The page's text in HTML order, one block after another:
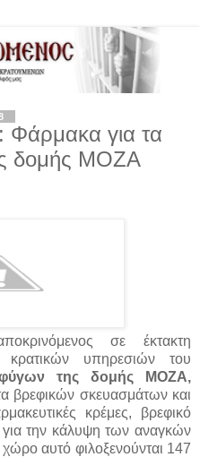
για τα
δομής ΜΟΖΑ
σε έκτακτη
υπηρεσιών του
της δομής ΜΟΖΑ,
βρεφικών σκευασμάτων και
κρέμες, βρεφικό
την κάλυψη των αναγκών
αυτό φιλοξενούνται 147